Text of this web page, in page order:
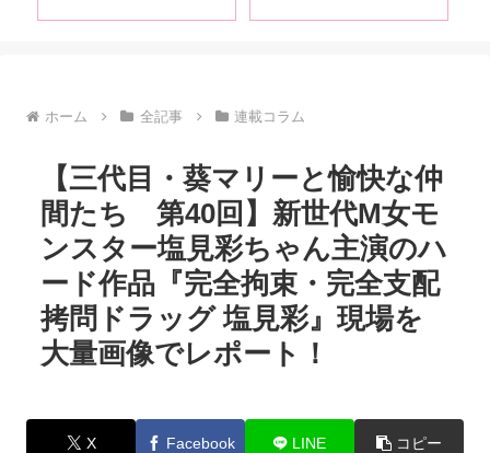
ホーム 全記事 連載コラム
【三代目・葵マリーと愉快な仲
間たち 第40回】新世代M女モ
ンスター塩見彩ちゃん主演のハ
ード作品『完全拘束・完全支配
拷問ドラッグ 塩見彩』現場を
大量画像でレポート！
X Facebook LINE コピー